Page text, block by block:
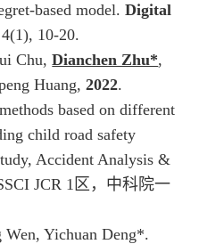
based model.Digital
10-20.
Chu,Dianchen Zhu*,
Huang,2022.
based on different
child road safety
Accident Analysis &
JCR 1区，中科院一
Yichuan Deng*.